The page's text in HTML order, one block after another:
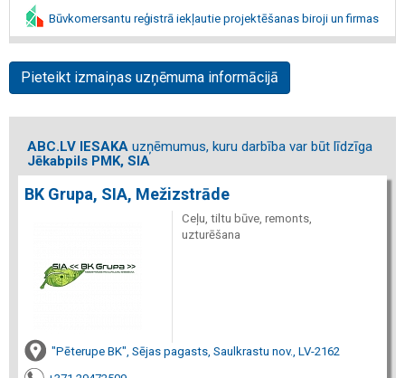
Būvkomersantu reģistrā iekļautie projektēšanas biroji un firmas
Pieteikt izmaiņas uzņēmuma informācijā
ABC.LV IESAKA uzņēmumus, kuru darbība var būt līdzīga
Jēkabpils PMK, SIA
BK Grupa, SIA, Mežizstrāde
Ceļu, tiltu būve, remonts,
uzturēšana
"Pēterupe BK", Sējas pagasts, Saulkrastu nov., LV-2162